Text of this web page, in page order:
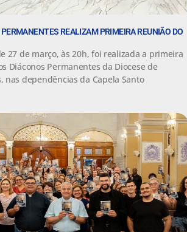
REALIZAM PRIMEIRA REUNIÃO DO
27 de março, às 20h, foi realizada a primeira
Diáconos Permanentes da Diocese de
nas dependências da Capela Santo